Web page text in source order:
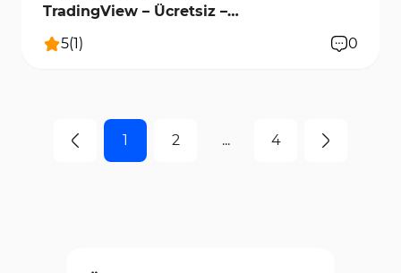
TradingView – Ücretsiz –
[TFlab]
5(1 ) 0
1 2 ... 4